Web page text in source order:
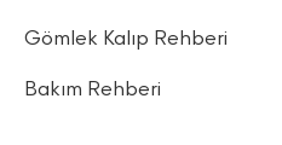
Gömlek Kalıp Rehberi
Bakım Rehberi